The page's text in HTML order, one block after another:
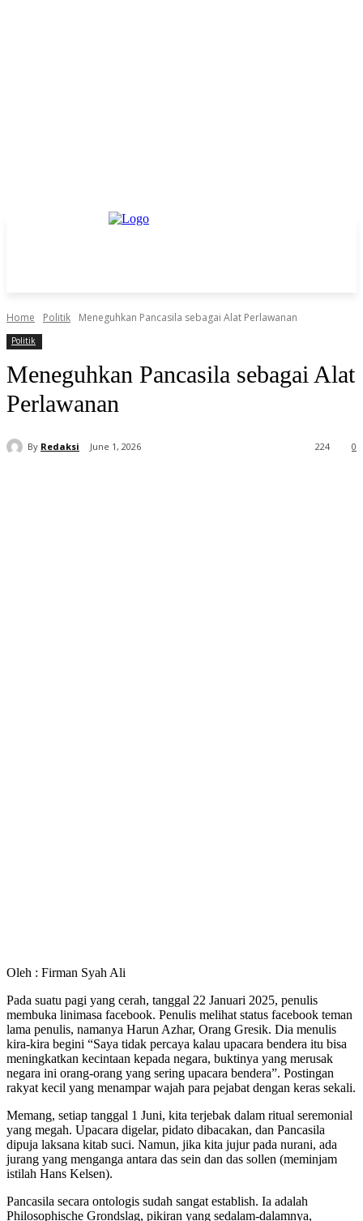
Home Politik Meneguhkan ​Pancasila sebagai Alat Perlawanan
Politik
Meneguhkan ​Pancasila sebagai Alat
Perlawanan
By Redaksi June 1, 2026 0
224
Oleh : Firman Syah Ali
Pada suatu pagi yang cerah, tanggal 22 Januari 2025, penulis
membuka linimasa facebook. Penulis melihat status facebook teman
lama penulis, namanya Harun Azhar, Orang Gresik. Dia menulis
kira-kira begini “Saya tidak percaya kalau upacara bendera itu bisa
meningkatkan kecintaan kepada negara, buktinya yang merusak
negara ini orang-orang yang sering upacara bendera”. Postingan
rakyat kecil yang menampar wajah para pejabat dengan keras sekali.
Memang, ​setiap tanggal 1 Juni, kita terjebak dalam ritual seremonial
yang megah. Upacara digelar, pidato dibacakan, dan Pancasila
dipuja laksana kitab suci. Namun, jika kita jujur pada nurani, ada
jurang yang menganga antara das sein dan das sollen (meminjam
istilah Hans Kelsen).
​Pancasila secara ontologis sudah sangat establish. Ia adalah
Philosophische Grondslag, pikiran yang sedalam-dalamnya,